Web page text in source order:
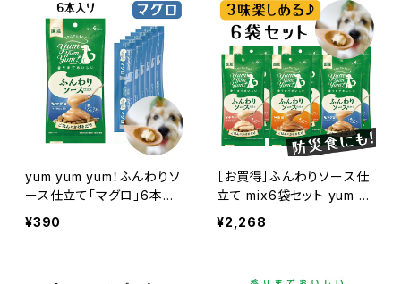
yum yum yum！ふんわりソ
ース仕立て「マグロ」6本入
り
¥390
［お買得］ふんわりソース仕
立て mix6袋セット yum yu
m yum!
¥2,268